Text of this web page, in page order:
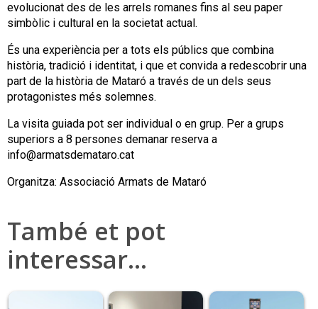
evolucionat des de les arrels romanes fins al seu paper
simbòlic i cultural en la societat actual.
És una experiència per a tots els públics que combina
història, tradició i identitat, i que et convida a redescobrir una
part de la història de Mataró a través de un dels seus
protagonistes més solemnes.
La visita guiada pot ser individual o en grup. Per a grups
superiors a 8 persones demanar reserva a
info@armatsdemataro.cat
Organitza: Associació Armats de Mataró
També et pot
interessar…